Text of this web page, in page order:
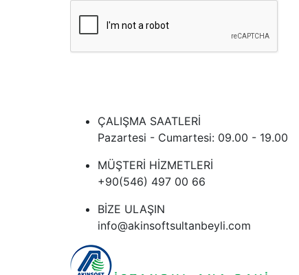
ÇALIŞMA SAATLERİ
Pazartesi - Cumartesi: 09.00 - 19.00
MÜŞTERİ HİZMETLERİ
+90(546) 497 00 66
BİZE ULAŞIN
info@akinsoftsultanbeyli.com